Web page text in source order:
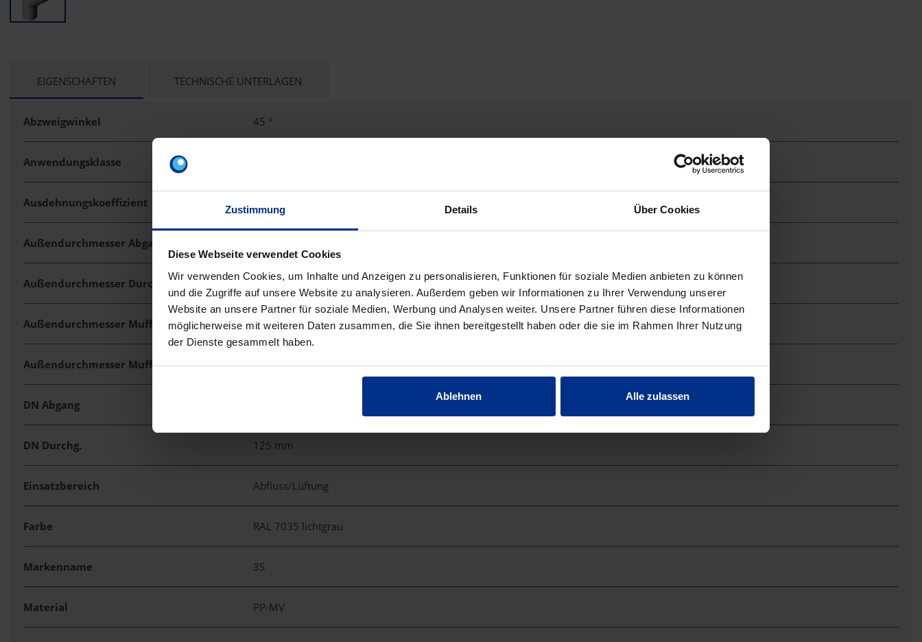
Zustimmung Details Über Cookies
Diese Webseite verwendet Cookies
Wir verwenden Cookies, um Inhalte und Anzeigen zu personalisieren, Funktionen für soziale Medien anbieten zu können
und die Zugriffe auf unsere Website zu analysieren. Außerdem geben wir Informationen zu Ihrer Verwendung unserer
Website an unsere Partner für soziale Medien, Werbung und Analysen weiter. Unsere Partner führen diese Informationen
möglicherweise mit weiteren Daten zusammen, die Sie ihnen bereitgestellt haben oder die sie im Rahmen Ihrer Nutzung
der Dienste gesammelt haben.
Ablehnen Alle zulassen
CURRENT
EIGENSCHAFTEN TECHNISCHE UNTERLAGEN
Abzweigwinkel 45 °
Anwendungsklasse
Ausdehnungskoeffizient
Außendurchmesser Abgang
Außendurchmesser Durchgang 125 mm
Außendurchmesser Muffe Abgang 148 mm
Außendurchmesser Muffe Durchgang 148 mm
DN Abgang
DN Durchg. 125 mm
Einsatzbereich Abfluss/Lüftung
Farbe RAL 7035 lichtgrau
Markenname 3S
Material PP-MV